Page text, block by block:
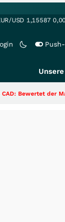
USD 1,15587
der Markt